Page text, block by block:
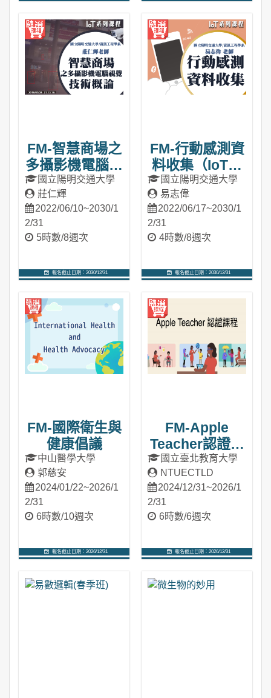
FM-智慧商場之
多攝影機電腦視
覺技術概論
（IoT系列課
程）
國立陽明交通大學
莊仁輝
2022/06/10~2030/1
2/31
5時數/8週次
報名截止日期：2030/12/31
FM-行動感測資
料收集（IoT系
列課程）
國立陽明交通大學
易志偉
2022/06/17~2030/1
2/31
4時數/8週次
報名截止日期：2030/12/31
FM-國際衛生與
健康倡議
中山醫學大學
郭慈安
2024/01/22~2026/1
2/31
6時數/10週次
報名截止日期：2026/12/31
FM-Apple
Teacher認證課
程
國立臺北教育大學
NTUECTLD
2024/12/31~2026/1
2/31
6時數/6週次
報名截止日期：2026/12/31